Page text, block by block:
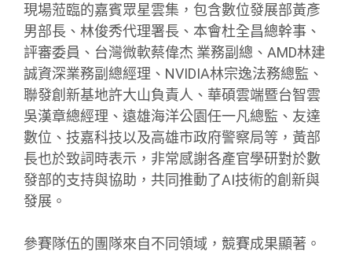
現場蒞臨的嘉賓眾星雲集，包含數位發展部黃彥
男部長、林俊秀代理署長、本會杜全昌總幹事、
評審委員、台灣微軟蔡偉杰 業務副總、AMD林建
誠資深業務副總經理、NVIDIA林宗逸法務總監、
聯發創新基地許大山負責人、華碩雲端暨台智雲
吳漢章總經理、遠雄海洋公園任一凡總監、友達
數位、技嘉科技以及高雄市政府警察局等，黃部
長也於致詞時表示，非常感謝各產官學研對於數
發部的支持與協助，共同推動了AI技術的創新與
發展。
參賽隊伍的團隊來自不同領域，競賽成果顯著。